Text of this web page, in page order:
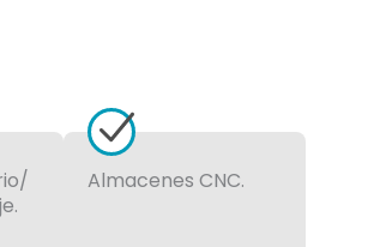
Almacenes CNC.